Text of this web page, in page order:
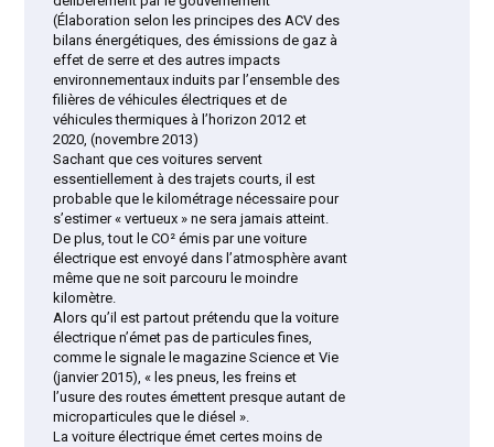
(Élaboration selon les principes des ACV des
bilans énergétiques, des émissions de gaz à
effet de serre et des autres impacts
environnementaux induits par l’ensemble des
filières de véhicules électriques et de
véhicules thermiques à l’horizon 2012 et
2020, (novembre 2013)
Sachant que ces voitures servent
essentiellement à des trajets courts, il est
probable que le kilométrage nécessaire pour
s’estimer « vertueux » ne sera jamais atteint.
De plus, tout le CO² émis par une voiture
électrique est envoyé dans l’atmosphère avant
même que ne soit parcouru le moindre
kilomètre.
Alors qu’il est partout prétendu que la voiture
électrique n’émet pas de particules fines,
comme le signale le magazine Science et Vie
(janvier 2015), « les pneus, les freins et
l’usure des routes émettent presque autant de
microparticules que le diésel ».
La voiture électrique émet certes moins de